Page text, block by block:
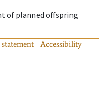
of planned offspring
Accessibility